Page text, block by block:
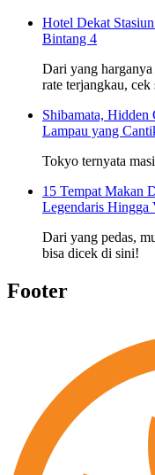
Hotel Dekat
Bintang 4
Dari yang
rate terjangkau, cek
Shibamata, Hidden
Lampau yang
Tokyo ternyata
15 Tempat Makan
Legendaris Hingga
Dari yang pedas,
bisa dicek di sini!
Footer